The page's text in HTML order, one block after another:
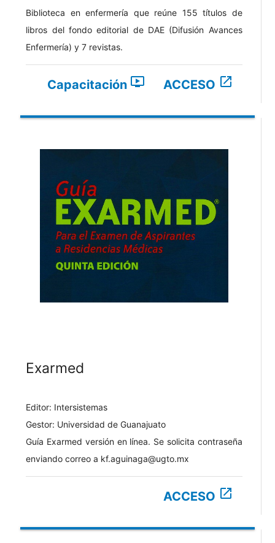
Biblioteca en enfermería que reúne 155 títulos de
libros del fondo editorial de DAE (Difusión Avances
Enfermería) y 7 revistas.
ACCESO open_in_new
Capacitación ondemand_video
Exarmed
Editor: Intersistemas
Gestor: Universidad de Guanajuato
Guía Exarmed versión en línea. Se solicita contraseña
enviando correo a kf.aguinaga@ugto.mx
ACCESO open_in_new